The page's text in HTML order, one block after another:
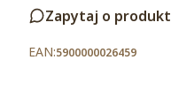
Zapytaj o produkt
5900000026459